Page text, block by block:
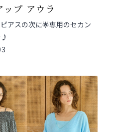
ップ アウラ
アスの次に🌟専用のセカン
♪